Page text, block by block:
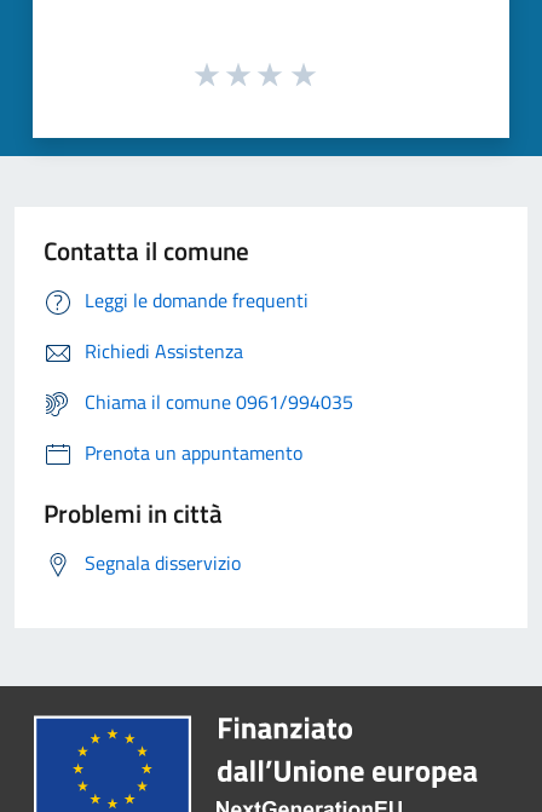
Contatta il comune
Leggi le domande frequenti
Richiedi Assistenza
Chiama il comune 0961/994035
Prenota un appuntamento
Problemi in città
Segnala disservizio